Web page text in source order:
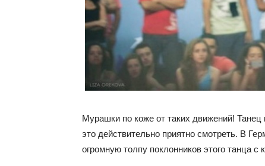
Мурашки по коже от таких движений!
это действительно приятно смотреть. В
огромную толпу поклонников этого танца с